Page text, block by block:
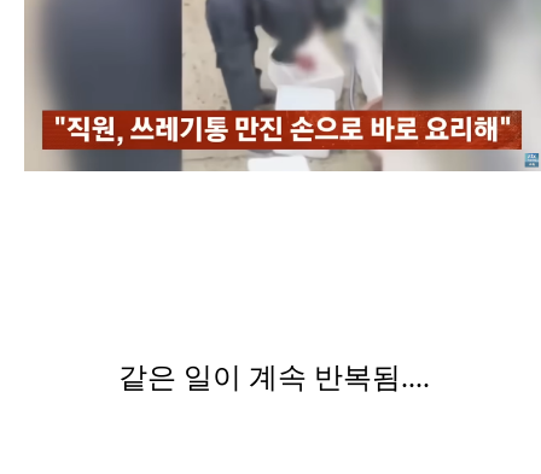
같은 일이 계속 반복됨....